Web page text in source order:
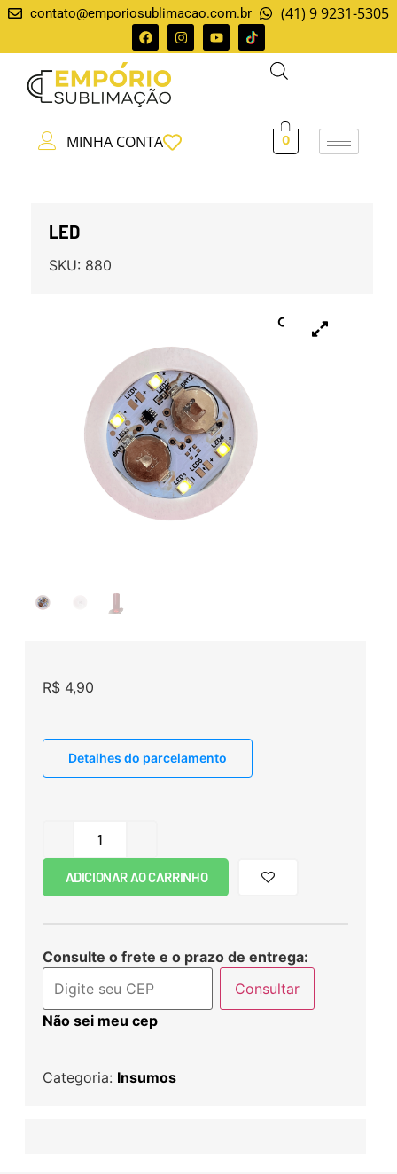
contato@emporiosublimacao.com.br (41) 9 9231-5305
MINHA CONTA 0
LED
SKU: 880
R$4,90
Detalhes do parcelamento
ADICIONAR AO CARRINHO
Consulte o frete e o prazo de entrega:
Consultar
Não sei meu cep
Categoria: Insumos